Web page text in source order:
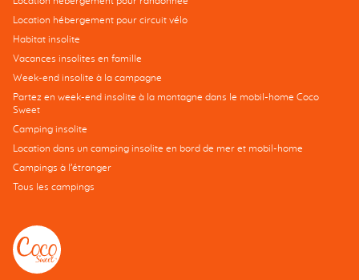
Location hébergement pour circuit vélo
Habitat insolite
Vacances insolites en famille
Week-end insolite à la campagne
Partez en week-end insolite à la montagne dans le mobil-home Coco
Sweet
Camping insolite
Location dans un camping insolite en bord de mer et mobil-home
Campings à l’étranger
Tous les campings